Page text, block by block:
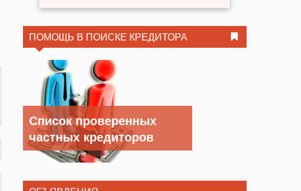
ПОМОЩЬ В ПОИСКЕ КРЕДИТОРА
Список проверенных
частных кредиторов